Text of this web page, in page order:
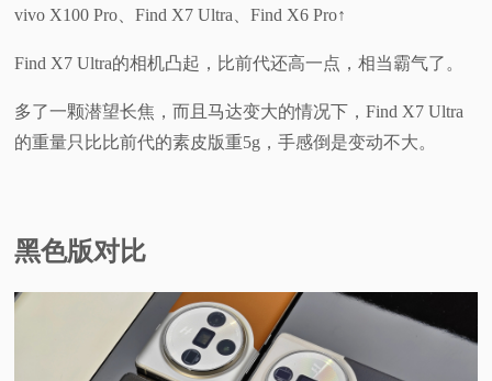
vivo X100 Pro、Find X7 Ultra、Find X6 Pro↑
Find X7 Ultra的相机凸起，比前代还高一点，相当霸气了。
多了一颗潜望长焦，而且马达变大的情况下，Find X7 Ultra
的重量只比比前代的素皮版重5g，手感倒是变动不大。
黑色版对比